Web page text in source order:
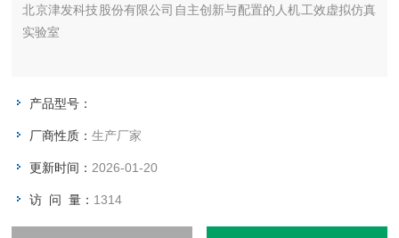
北京津发科技股份有限公司自主创新与配置的人机工效虚拟仿真
实验室
产品型号：
厂商性质：生产厂家
更新时间： 2026-01-20
访 问 量： 1314